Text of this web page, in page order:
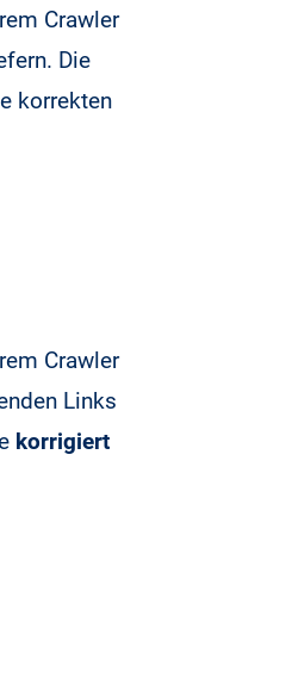
Crawler
Die
korrekten
Crawler
Links
korrigiert